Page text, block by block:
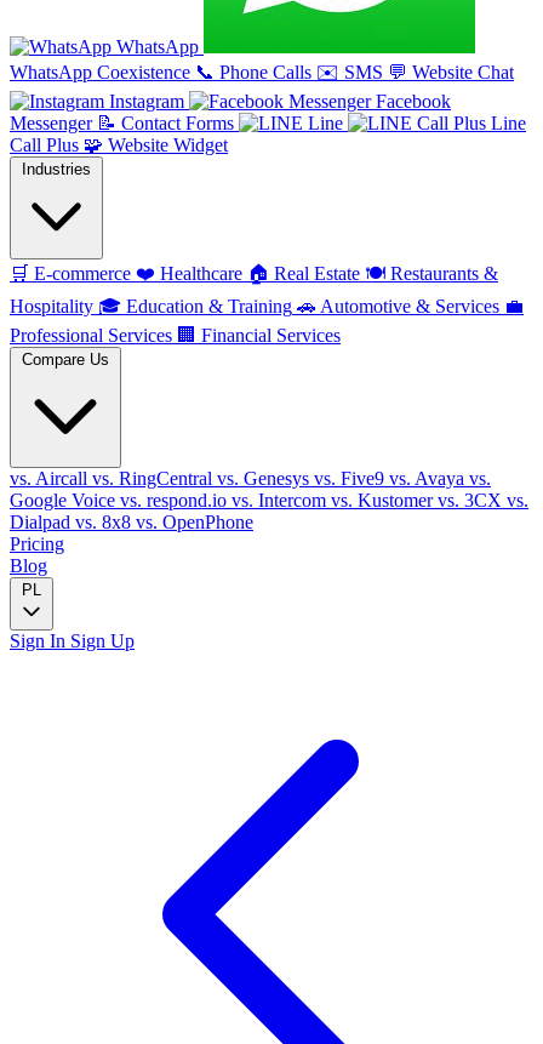
WhatsApp
WhatsApp Coexistence 📞 Phone Calls ✉️ SMS 💬 Website Chat
Instagram
Facebook
Messenger 📝 Contact Forms Line
Line
Call Plus 🧩 Website Widget
Industries
🛒 E-commerce ❤️ Healthcare 🏠 Real Estate 🍽️ Restaurants &
Hospitality 🎓 Education & Training 🚗 Automotive & Services 💼
Professional Services 🏢 Financial Services
Compare Us
vs. Aircall vs. RingCentral vs. Genesys vs. Five9 vs. Avaya vs.
Google Voice vs. respond.io vs. Intercom vs. Kustomervs. 3CX vs.
Dialpad vs. 8x8 vs. OpenPhone
Pricing
Blog
PL
Sign In Sign Up